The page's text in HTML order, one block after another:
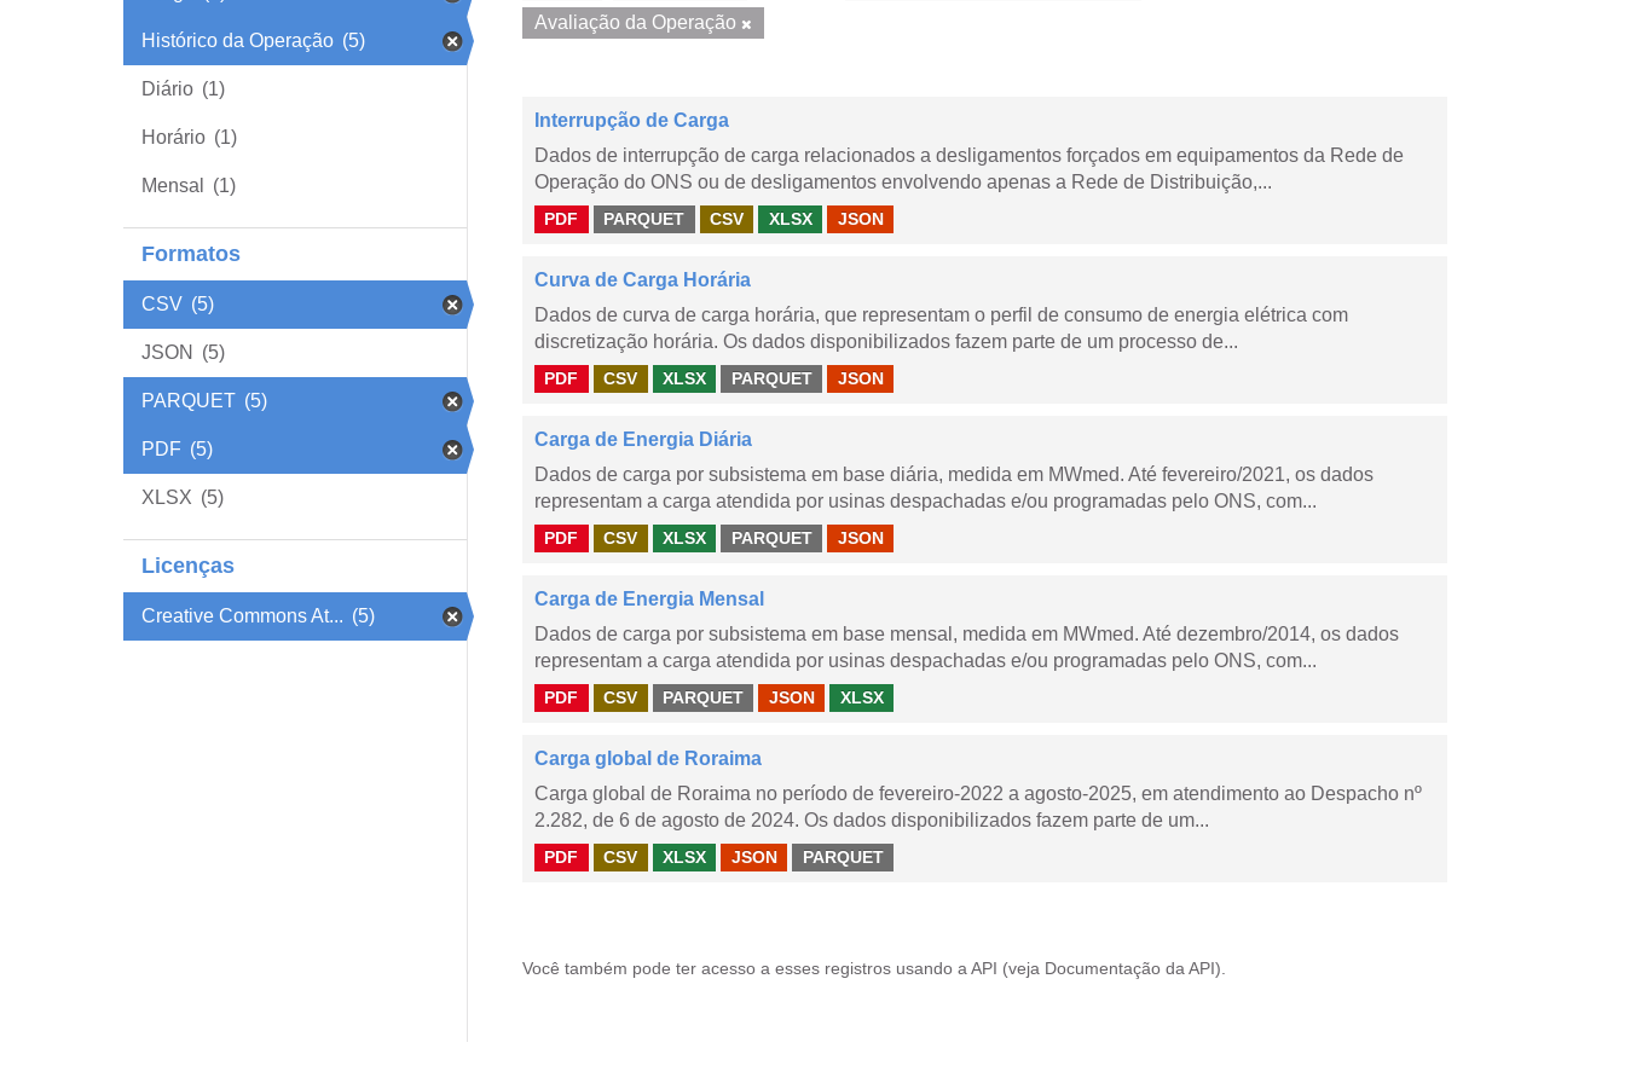
Histórico da Operação (5)
Diário (1)
Horário (1)
Mensal (1)
Formatos
CSV (5)
JSON (5)
PARQUET (5)
PDF (5)
XLSX (5)
Licenças
Creative Commons At... (5)
Avaliação da Operação
Interrupção de Carga
Dados de interrupção de carga relacionados a desligamentos forçados em equipamentos da Rede de
Operação do ONS ou de desligamentos envolvendo apenas a Rede de Distribuição,...
PDF PARQUET CSV XLSX JSON
Curva de Carga Horária
Dados de curva de carga horária, que representam o perfil de consumo de energia elétrica com
discretização horária. Os dados disponibilizados fazem parte de um processo de...
PDF CSV XLSX PARQUET JSON
Carga de Energia Diária
Dados de carga por subsistema em base diária, medida em MWmed. Até fevereiro/2021, os dados
representam a carga atendida por usinas despachadas e/ou programadas pelo ONS, com...
PDF CSV XLSX PARQUET JSON
Carga de Energia Mensal
Dados de carga por subsistema em base mensal, medida em MWmed. Até dezembro/2014, os dados
representam a carga atendida por usinas despachadas e/ou programadas pelo ONS, com...
PDF CSV PARQUET JSON XLSX
Carga global de Roraima
Carga global de Roraima no período de fevereiro-2022 a agosto-2025, em atendimento ao Despacho nº
2.282, de 6 de agosto de 2024. Os dados disponibilizados fazem parte de um...
PDF CSV XLSX JSON PARQUET
Você também pode ter acesso a esses registros usando a API (veja Documentação da API ).